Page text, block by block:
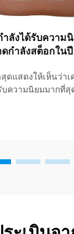
ำลังได้รับความ
กำลังสต็อกใน
ดแสดงให้เห็นว่า
ความนิยมมากที่
ลาย ผู้จัดจำหน่า